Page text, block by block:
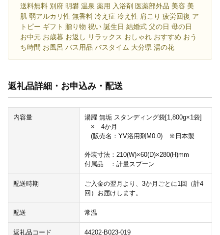
送料無料 別府 明礬 温泉 薬用 入浴剤 医薬部外品 美容 美
肌 弱アルカリ性 無香料 冷え症 冷え性 肩こり 疲労回復 ア
トピー ギフト 贈り物 祝い 誕生日 結婚式 父の日 母の日
お中元 お歳暮 お返し リラックス おしゃれ おすすめ おう
ち時間 お風呂 バス用品 バスタイム 大分県 湯の花
返礼品詳細・お申込み・配送
内容量
湯躍 無垢 スタンディング袋[1,800g×1袋]
× 4か月
(販売名：YV浴用剤M0.0) ※日本製
外装寸法：210(W)×60(D)×280(H)mm
付属品 ：計量スプーン
配送時期
ご入金の翌月より、3か月ごとに1回（計4
回）お届けします。
配送 常温
返礼品コード 44202-B023-019